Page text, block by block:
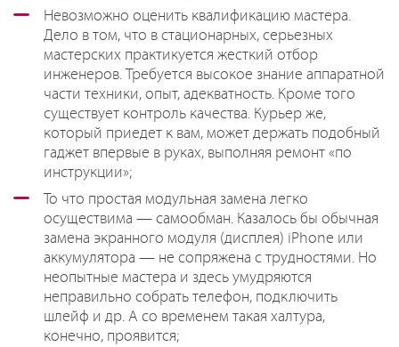
Невозможно оценить квалификацию мастера.
Дело в том, что в стационарных, серьезных
мастерских практикуется жесткий отбор
инженеров. Требуется высокое знание аппаратной
части техники, опыт, адекватность. Кроме того
существует контроль качества. Курьер же,
который приедет к вам, может держать подобный
гаджет впервые в руках, выполняя ремонт «по
инструкции»;
То что простая модульная замена легко
осуществима — самообман. Казалось бы обычная
замена экранного модуля (дисплея) iPhone или
аккумулятора — не сопряжена с трудностями. Но
неопытные мастера и здесь умудряются
неправильно собрать телефон, подключить
шлейф и др. А со временем такая халтура,
конечно, проявится;